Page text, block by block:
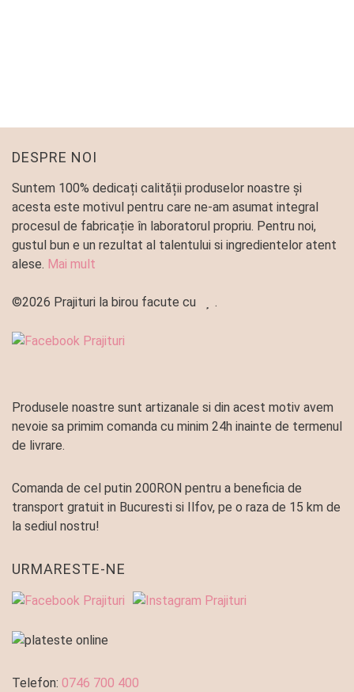
DESPRE NOI
Suntem 100% dedicați calității produselor noastre și
acesta este motivul pentru care ne-am asumat integral
procesul de fabricație în laboratorul propriu. Pentru noi,
gustul bun e un rezultat al talentului si ingredientelor atent
alese. Mai mult
©2026 Prajituri la birou facute cu .
Produsele noastre sunt artizanale si din acest motiv avem
nevoie sa primim comanda cu minim 24h inainte de termenul
de livrare.
Comanda de cel putin 200RON pentru a beneficia de
transport gratuit in Bucuresti si Ilfov, pe o raza de 15 km de
la sediul nostru!
URMARESTE-NE
Telefon: 0746 700 400